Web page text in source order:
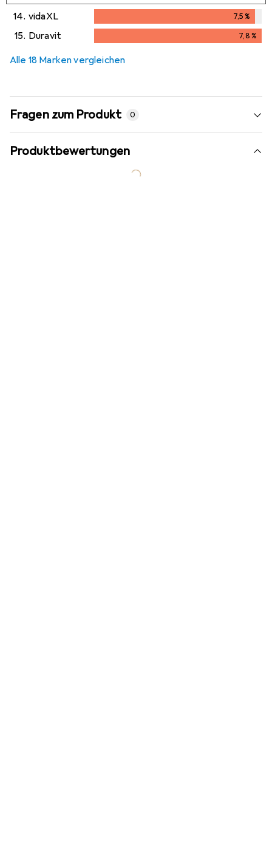
7%
14. vidaXL 7,5%
7,5%
15. Duravit 7,8%
Alle 18 Marken vergleichen
Fragen zum Produkt 0
Produktbewertungen